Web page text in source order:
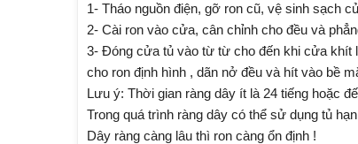
1- Tháo nguồn điện, gỡ ron cũ, vệ sinh sạch
2- Cài ron vào cửa, cân chỉnh cho đều và
3- Đóng cửa tủ vào từ từ cho đến khi cửa khít
cho ron định hình , dãn nở đều và hít vào bề
Lưu ý: Thời gian ràng dây ít là 24 tiếng hoặc
Trong quá trình ràng dây có thể sử dụng tủ
Dây ràng càng lâu thì ron càng ổn định !